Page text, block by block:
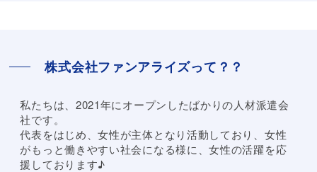
株式会社ファンアライズって？？
私たちは、2021年にオープンしたばかりの人材派遣会
社です。
代表をはじめ、女性が主体となり活動しており、女性
がもっと働きやすい社会になる様に、女性の活躍を応
援しております♪